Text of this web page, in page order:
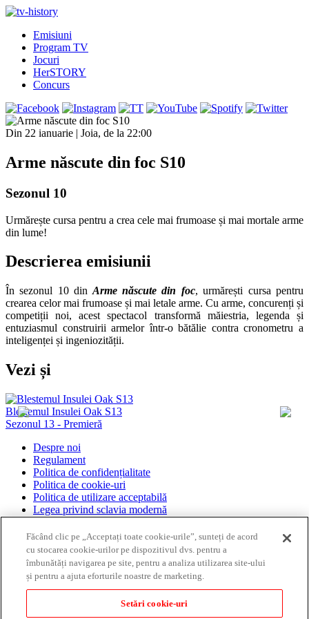
Emisiuni
Program TV
Jocuri
HerSTORY
Concurs
Din 22 ianuarie | Joia, de la 22:00
Arme născute din foc S10
Sezonul 10
Urmărește cursa pentru a crea cele mai frumoase și mai mortale arme
din lume!
Descrierea emisiunii
În sezonul 10 din Arme născute din foc, urmărești cursa pentru
crearea celor mai frumoase și mai letale arme. Cu arme, concurenți și
competiții noi, acest spectacol transformă măiestria, legenda și
entuziasmul construirii armelor într-o bătălie contra cronometru a
inteligenței și ingeniozității.
Vezi și
Blestemul Insulei Oak S13
Sezonul 13 - Premieră
Despre noi
Regulament
Politica de confidențialitate
Politica de cookie-uri
Politica de utilizare acceptabilă
Legea privind sclavia modernă
Posturile noastre de televiziune
Alătură-te nouă
Făcând clic pe „Acceptați toate cookie-urile”, sunteți de acord
cu stocarea cookie-urilor pe dispozitivul dvs. pentru a
îmbunătăți navigarea pe site, pentru a analiza utilizarea site-ului
și pentru a ajuta eforturile noastre de marketing.
Setări cookie-uri